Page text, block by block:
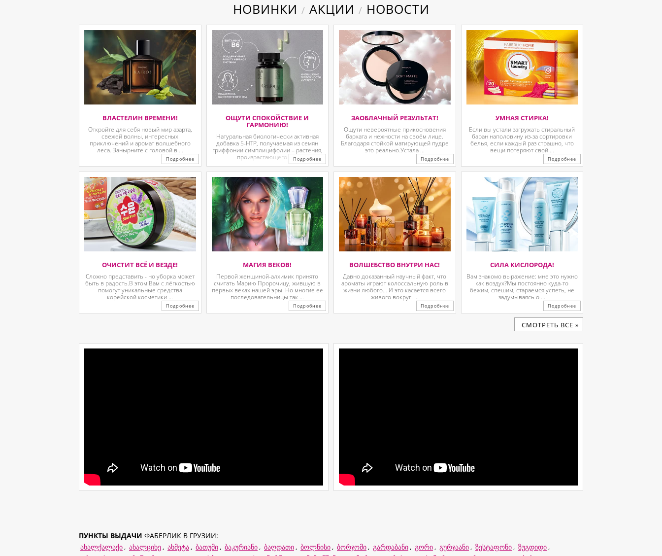
НОВИНКИ / АКЦИИ / НОВОСТИ
ВЛАСТЕЛИН ВРЕМЕНИ!
Откройте для себя новый мир азарта,
свежей волны, интересных
приключений и аромат волшебного
леса. Занырните с головой в ...
Подробнее
ОЩУТИ СПОКОЙСТВИЕ И
ГАРМОНИЮ!
Натуральная биологически активная
добавка 5-HTP, получаемая из семян
гриффонии симплицифолии – растения,
произрастающего в ...Подробнее
ЗАОБЛАЧНЫЙ РЕЗУЛЬТАТ!
Ощути невероятные прикосновения
бархата и нежности на своём лице.
Благодаря стойкой матирующей пудре
это реально.Устала ...
Подробнее
УМНАЯ СТИРКА!
Если вы устали загружать стиральный
баран наполовину из-за сортировки
белья, если каждый раз страшно, что
вещи потеряют свой ...
Подробнее
ОЧИСТИТ ВСЁ И ВЕЗДЕ!
Сложно представить - но уборка может
быть в радость.В этом Вам с лёгкостью
помогут уникальные средства
корейской косметики ...
Подробнее
МАГИЯ ВЕКОВ!
Первой женщиной-алхимик принято
считать Марию Пророчицу, жившую в
первых веках нашей эры. Но многие ее
последовательницы так ...
Подробнее
ВОЛШЕБСТВО ВНУТРИ НАС!
Давно доказанный научный факт, что
ароматы играют колоссальную роль в
жизни любого… И это касается всего
живого вокруг. ...
Подробнее
СИЛА КИСЛОРОДА!
Вам знакомо выражение: мне это нужно
как воздух?Мы постоянно куда-то
бежим, спешим, стараемся успеть, не
задумываясь о ...
Подробнее
CМОТРЕТЬ ВСЕ »
ПУНКТЫ ВЫДАЧИ ФАБЕРЛИК В ГРУЗИИ:
ახალქალაქი, ახალციხე, ახმეტა, ბათუმი, ბაკურიანი, ბაღდათი, ბოლნისი, ბორჯომი, გარდაბანი, გორი, გურჯაანი, ზესტაფონი, ზუგდიდი,